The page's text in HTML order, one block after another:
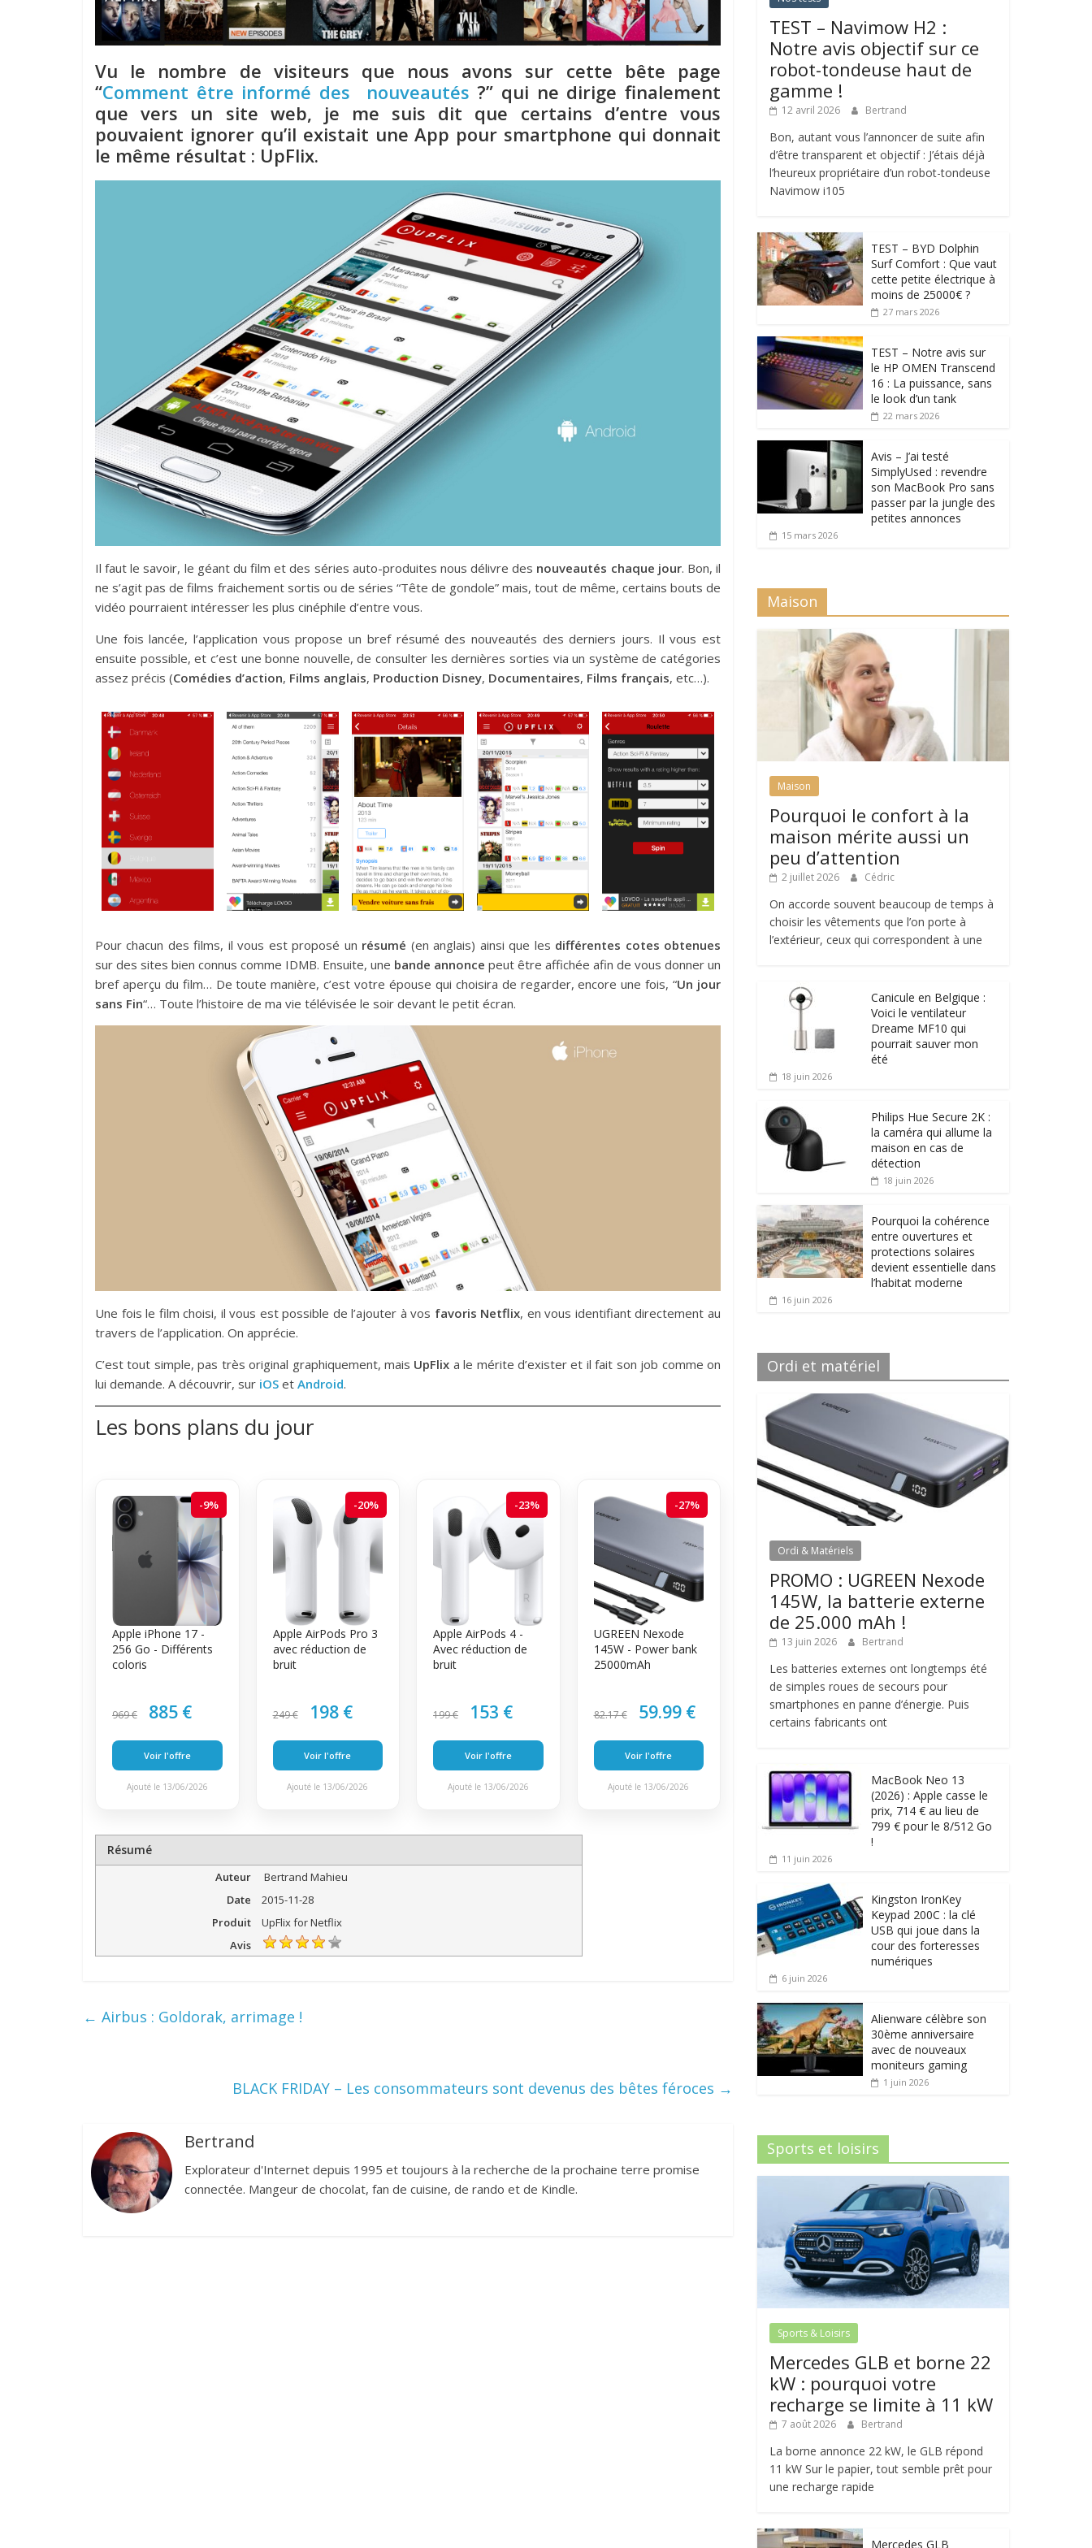
Vu le nombre de visiteurs que nous avons sur cette bête page
“Comment être informé des nouveautés ?” qui ne dirige finalement
que vers un site web, je me suis dit que certains d’entre vous
pouvaient ignorer qu’il existait une App pour smartphone qui donnait
le même résultat : UpFlix.
Il faut le savoir, le géant du film et des séries auto-produites nous délivre des nouveautés chaque jour. Bon, il
ne s’agit pas de films fraichement sortis ou de séries “Tête de gondole” mais, tout de même, certains bouts de
vidéo pourraient intéresser les plus cinéphile d’entre vous.
Une fois lancée, l’application vous propose un bref résumé des nouveautés des derniers jours. Il vous est
ensuite possible, et c’est une bonne nouvelle, de consulter les dernières sorties via un système de catégories
assez précis (Comédies d’action, Films anglais, Production Disney, Documentaires, Films français, etc…).
Pour chacun des films, il vous est proposé un résumé (en anglais) ainsi que les différentes cotes obtenues
sur des sites bien connus comme IDMB. Ensuite, une bande annonce peut être affichée afin de vous donner un
bref aperçu du film… De toute manière, c’est votre épouse qui choisira de regarder, encore une fois, “Un jour
sans Fin“… Toute l’histoire de ma vie télévisée le soir devant le petit écran.
Une fois le film choisi, il vous est possible de l’ajouter à vos favoris Netflix, en vous identifiant directement au
travers de l’application. On apprécie.
C’est tout simple, pas très original graphiquement, mais UpFlix a le mérite d’exister et il fait son job comme on
lui demande. A découvrir, sur iOS et Android.
Les bons plans du jour
-9%
Apple iPhone 17 -
256 Go - Différents
coloris
969 € 885 €
Voir l'offre
Ajouté le 13/06/2026
-20%
Apple AirPods Pro 3
avec réduction de
bruit
249 € 198 €
Voir l'offre
Ajouté le 13/06/2026
-23%
Apple AirPods 4 -
Avec réduction de
bruit
199 € 153 €
Voir l'offre
Ajouté le 13/06/2026
-27%
UGREEN Nexode
145W - Power bank
25000mAh
82.17 € 59.99 €
Voir l'offre
Ajouté le 13/06/2026
Résumé
Auteur
Bertrand Mahieu
Date
2015-11-28
Produit
UpFlix for Netflix
Avis
← Airbus : Goldorak, arrimage !
BLACK FRIDAY – Les consommateurs sont devenus des bêtes féroces →
Bertrand
Explorateur d'Internet depuis 1995 et toujours à la recherche de la prochaine terre promise
connectée. Mangeur de chocolat, fan de cuisine, de rando et de Kindle.
TEST – Navimow H2 :
Notre avis objectif sur ce
robot-tondeuse haut de
gamme !
12 avril 2026 Bertrand
Bon, autant vous l’annoncer de suite afin
d’être transparent et objectif : J’étais déjà
l’heureux propriétaire d’un robot-tondeuse
Navimow i105
TEST – BYD Dolphin
Surf Comfort : Que vaut
cette petite électrique à
moins de 25000€ ?
27 mars 2026
TEST – Notre avis sur
le HP OMEN Transcend
16 : La puissance, sans
le look d’un tank
22 mars 2026
Avis – J’ai testé
SimplyUsed : revendre
son MacBook Pro sans
passer par la jungle des
petites annonces
15 mars 2026
Maison
Maison
Pourquoi le confort à la
maison mérite aussi un
peu d’attention
2 juillet 2026 Cédric
On accorde souvent beaucoup de temps à
choisir les vêtements que l’on porte à
l’extérieur, ceux qui correspondent à une
Canicule en Belgique :
Voici le ventilateur
Dreame MF10 qui
pourrait sauver mon
été
18 juin 2026
Philips Hue Secure 2K :
la caméra qui allume la
maison en cas de
détection
18 juin 2026
Pourquoi la cohérence
entre ouvertures et
protections solaires
devient essentielle dans
l’habitat moderne
16 juin 2026
Ordi et matériel
Ordi & Matériels
PROMO : UGREEN Nexode
145W, la batterie externe
de 25.000 mAh !
13 juin 2026 Bertrand
Les batteries externes ont longtemps été
de simples roues de secours pour
smartphones en panne d’énergie. Puis
certains fabricants ont
MacBook Neo 13
(2026) : Apple casse le
prix, 714 € au lieu de
799 € pour le 8/512 Go
!
11 juin 2026
Kingston IronKey
Keypad 200C : la clé
USB qui joue dans la
cour des forteresses
numériques
6 juin 2026
Alienware célèbre son
30ème anniversaire
avec de nouveaux
moniteurs gaming
1 juin 2026
Sports et loisirs
Sports & Loisirs
Mercedes GLB et borne 22
kW : pourquoi votre
recharge se limite à 11 kW
7 août 2026 Bertrand
La borne annonce 22 kW, le GLB répond
11 kW Sur le papier, tout semble prêt pour
une recharge rapide
Mercedes GLB